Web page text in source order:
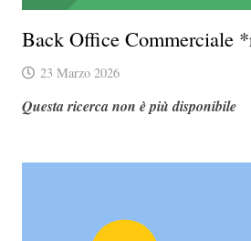
Back Office Commerciale
23 Marzo 2026
Questa ricerca non è più disponibile